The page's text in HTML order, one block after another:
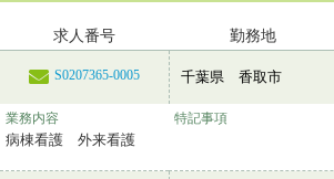
求人番号 勤務地
S0207365-0005 千葉県 香取市
業務内容
病棟看護 外来看護
特記事項